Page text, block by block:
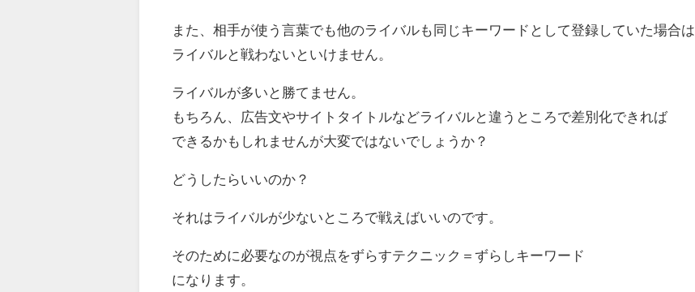
また、相手が使う言葉でも他のライバルも同じキーワードとして登録していた場合は
ライバルと戦わないといけません。
ライバルが多いと勝てません。
もちろん、広告文やサイトタイトルなどライバルと違うところで差別化できれば
できるかもしれませんが大変ではないでしょうか？
どうしたらいいのか？
それはライバルが少ないところで戦えばいいのです。
そのために必要なのが視点をずらすテクニック＝ずらしキーワード
になります。